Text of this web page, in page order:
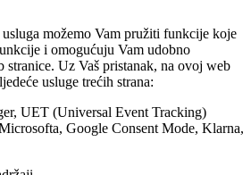
možemo Vam pružiti funkcije koje
i omogućuju Vam udobno
stranice. Uz Vaš pristanak, na ovoj web
usluge trećih strana:
UET (Universal Event Tracking)
Google Consent Mode, Klarna,